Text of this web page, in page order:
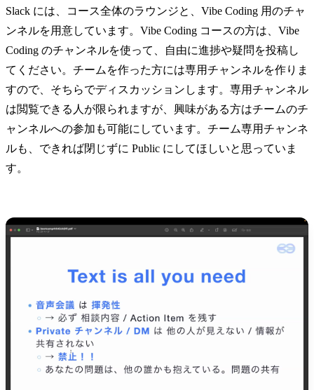
Slack には、コース全体のラウンジと、Vibe Coding 用のチャ
ンネルを用意しています。Vibe Coding コースの方は、Vibe
Coding のチャンネルを使って、自由に進捗や疑問を投稿し
てください。チームを作った方には専用チャンネルを作りま
すので、そちらでディスカッションします。専用チャンネル
は閲覧できる人が限られますが、興味がある方はチームのチ
ャンネルへの参加も可能にしています。チーム専用チャンネ
ルも、できれば閉じずに Public にしてほしいと思っていま
す。